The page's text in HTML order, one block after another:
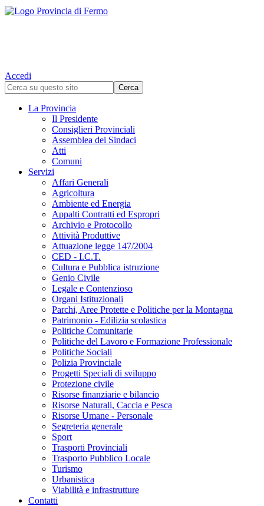
Accedi
La Provincia
Il Presidente
Consiglieri Provinciali
Assemblea dei Sindaci
Atti
Comuni
Servizi
Affari Generali
Agricoltura
Ambiente ed Energia
Appalti Contratti ed Espropri
Archivio e Protocollo
Attività Produttive
Attuazione legge 147/2004
CED - I.C.T.
Cultura e Pubblica istruzione
Genio Civile
Legale e Contenzioso
Organi Istituzionali
Parchi, Aree Protette e Politiche per la Montagna
Patrimonio - Edilizia scolastica
Politiche Comunitarie
Politiche del Lavoro e Formazione Professionale
Politiche Sociali
Polizia Provinciale
Progetti Speciali di sviluppo
Protezione civile
Risorse finanziarie e bilancio
Risorse Naturali, Caccia e Pesca
Risorse Umane - Personale
Segreteria generale
Sport
Trasporti Provinciali
Trasporto Pubblico Locale
Turismo
Urbanistica
Viabilità e infrastrutture
Contatti